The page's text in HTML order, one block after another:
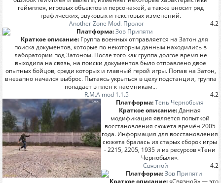
геймплея, игровых объектов и персонажей, а также вносит ряд
графических, звуковых и текстовых изменений.
4.2
Another Zone Mod. Пролог
Платформа: Зов Припяти
Краткое описание: Группа военных отправляется на Затон для
поиска документов, которые по некоторым данным находились в
лаборатории под Затоном. После того как группа долгое время не
выходила на связь, на поиски документов было отправлено двое
опытных бойцов, среди которых и главный герой игры. Попав на Затон,
внезапно начался выброс. Пытаясь укрыться в цеху подстанции, группа
попадает в плен к наемникам...
4.2
R.M.A mod 1.1.5
Платформа:Тень Чернобыля
Краткое описание:Данная
модификация является попыткой
восстановления сюжета времён 2005
года. Информация для восстановления
сюжета бралась из старых сборок игры
- 2215, 2205, 1935 и из ресурсов «Тени
Чернобыля».
4.2
Связной
Платформа: Зов Припяти
Краткое описание:«Связной» — это